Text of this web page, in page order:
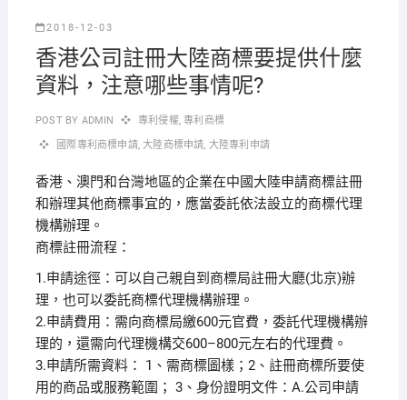
2018-12-03
香港公司註冊大陸商標要提供什麼
資料，注意哪些事情呢?
POST BY ADMIN 專利侵權,專利商標
國際專利商標申請,大陸商標申請, 大陸專利申請
香港、澳門和台灣地區的企業在中國大陸申請商標註冊
和辦理其他商標事宜的，應當委託依法設立的商標代理
機構辦理。
商標註冊流程：
1.申請途徑：可以自己親自到商標局註冊大廳(北京)辦
理，也可以委託商標代理機構辦理。
2.申請費用：需向商標局繳600元官費，委託代理機構辦
理的，還需向代理機構交600–800元左右的代理費。
3.申請所需資料： 1、需商標圖樣；2、註冊商標所要使
用的商品或服務範圍； 3、身份證明文件：A.公司申請